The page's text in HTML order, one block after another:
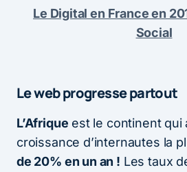
Le Digital en France en
Social
Le web progresse partout
L’Afrique est le continent qui
croissance d’internautes la
de 20% en un an ! Les taux